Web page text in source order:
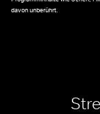
davon unberührt.